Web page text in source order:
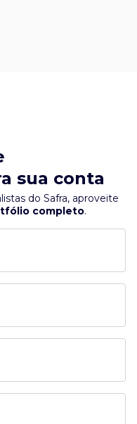
sua conta
do Safra, aproveite
completo.